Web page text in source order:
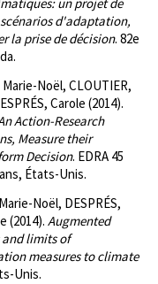
d'adaptation,
la prise de décision. 82e
Noël, CLOUTIER,
Carole (2014).
Action-Research
Measure their
Decision. EDRA 45
États-Unis.
Noël, DESPRÉS,
(2014). Augmented
limits of
measures to climate
Unis.